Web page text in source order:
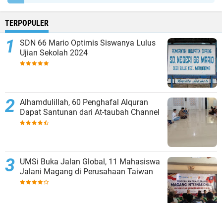
TERPOPULER
SDN 66 Mario Optimis Siswanya Lulus
Ujian Sekolah 2024
Alhamdulillah, 60 Penghafal Alquran
Dapat Santunan dari At-taubah Channel
UMSi Buka Jalan Global, 11 Mahasiswa
Jalani Magang di Perusahaan Taiwan